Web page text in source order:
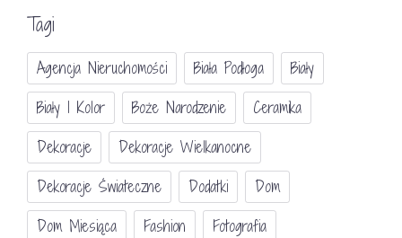
Tagi
Agencja Nieruchomości Biała Podłoga
Biały
Biały I Kolor
Boże Narodzenie
Ceramika
Dekoracje
Dekoracje Wielkanocne
Dekoracje Świateczne
Dodatki
Dom
Dom Miesiąca
Fashion
Fotografia